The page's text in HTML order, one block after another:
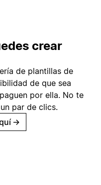
crear
de plantillas de
de que sea
por ella. No te
par de clics.
→